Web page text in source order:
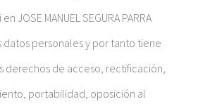
JOSE MANUEL SEGURA PARRA
datos personales y por tanto tiene
derechos de acceso, rectificación,
portabilidad, oposición al